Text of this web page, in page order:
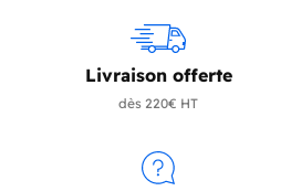
Livraison offerte
dès 220€ HT